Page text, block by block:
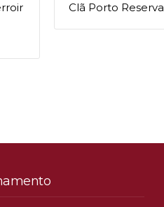
Clã Porto Reserva